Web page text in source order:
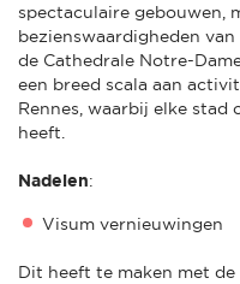
spectaculaire gebouwen,
bezienswaardigheden
de Cathedrale Notre-
een breed scala aan
Rennes, waarbij elke
heeft.
Nadelen:
Visum vernieuwingen
Dit heeft te maken met